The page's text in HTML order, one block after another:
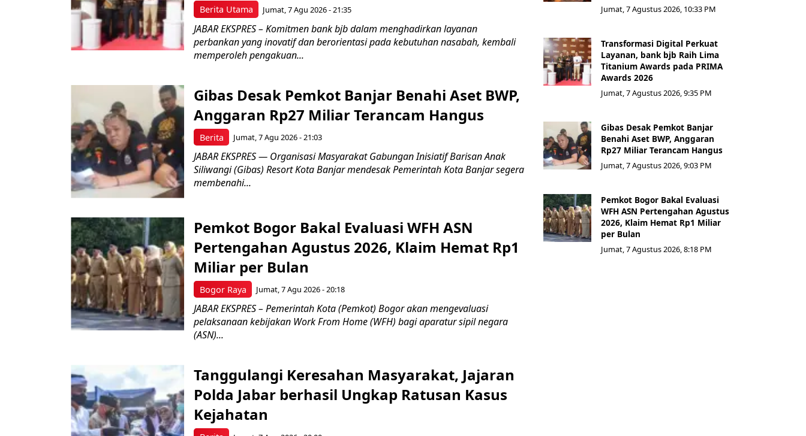
Berita Utama Jumat, 7 Agu 2026 - 21:35
JABAR EKSPRES – Komitmen bank bjb dalam menghadirkan layanan
perbankan yang inovatif dan berorientasi pada kebutuhan nasabah, kembali
memperoleh pengakuan...
Berita
Gibas Desak Pemkot Banjar Benahi Aset BWP,
Anggaran Rp27 Miliar Terancam Hangus
Jumat, 7 Agu 2026 - 21:03
JABAR EKSPRES — Organisasi Masyarakat Gabungan Inisiatif Barisan Anak
Siliwangi (Gibas) Resort Kota Banjar mendesak Pemerintah Kota Banjar segera
membenahi...
Bogor Raya
Pemkot Bogor Bakal Evaluasi WFH ASN
Pertengahan Agustus 2026, Klaim Hemat Rp1
Miliar per Bulan
Jumat, 7 Agu 2026 - 20:18
JABAR EKSPRES – Pemerintah Kota (Pemkot) Bogor akan mengevaluasi
pelaksanaan kebijakan Work From Home (WFH) bagi aparatur sipil negara
(ASN)...
Tanggulangi Keresahan Masyarakat, Jajaran
Polda Jabar berhasil Ungkap Ratusan Kasus
Kejahatan
Jumat, 7 Agustus 2026, 10:33 PM
Transformasi Digital Perkuat
Layanan, bank bjb Raih Lima
Titanium Awards pada PRIMA
Awards 2026
Jumat, 7 Agustus 2026, 9:35 PM
Gibas Desak Pemkot Banjar
Benahi Aset BWP, Anggaran
Rp27 Miliar Terancam Hangus
Jumat, 7 Agustus 2026, 9:03 PM
Pemkot Bogor Bakal Evaluasi
WFH ASN Pertengahan Agustus
2026, Klaim Hemat Rp1 Miliar
per Bulan
Jumat, 7 Agustus 2026, 8:18 PM